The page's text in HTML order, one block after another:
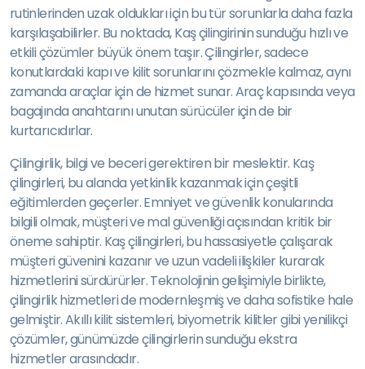
rutinlerinden uzak oldukları için bu tür sorunlarla daha fazla
karşılaşabilirler. Bu noktada, Kaş çilingirinin sunduğu hızlı ve
etkili çözümler büyük önem taşır. Çilingirler, sadece
konutlardaki kapı ve kilit sorunlarını çözmekle kalmaz, aynı
zamanda araçlar için de hizmet sunar. Araç kapısında veya
bagajında anahtarını unutan sürücüler için de bir
kurtarıcıdırlar.
Çilingirlik, bilgi ve beceri gerektiren bir meslektir. Kaş
çilingirleri, bu alanda yetkinlik kazanmak için çeşitli
eğitimlerden geçerler. Emniyet ve güvenlik konularında
bilgili olmak, müşteri ve mal güvenliği açısından kritik bir
öneme sahiptir. Kaş çilingirleri, bu hassasiyetle çalışarak
müşteri güvenini kazanır ve uzun vadeli ilişkiler kurarak
hizmetlerini sürdürürler. Teknolojinin gelişimiyle birlikte,
çilingirlik hizmetleri de modernleşmiş ve daha sofistike hale
gelmiştir. Akıllı kilit sistemleri, biyometrik kilitler gibi yenilikçi
çözümler, günümüzde çilingirlerin sunduğu ekstra
hizmetler arasındadır.